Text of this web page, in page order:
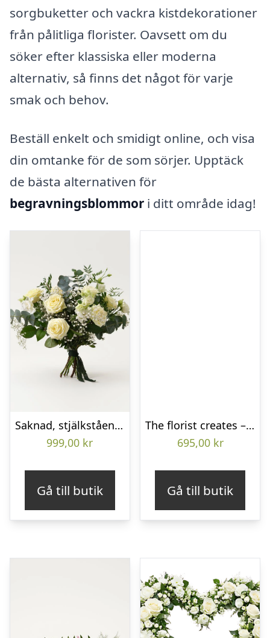
sorgbuketter och vackra kistdekorationer
från pålitliga florister. Oavsett om du
söker efter klassiska eller moderna
alternativ, så finns det något för varje
smak och behov.
Beställ enkelt och smidigt online, och visa
din omtanke för de som sörjer. Upptäck
de bästa alternativen för
begravningsblommor i ditt område idag!
Saknad, stjälkstående bukett
999,00 kr
Gå till butik
The florist creates – Funeral bouquet
695,00 kr
Gå till butik